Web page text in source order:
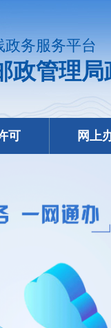
务服务平台
政管理
可 网上